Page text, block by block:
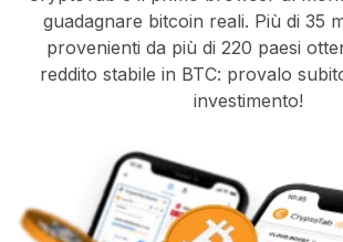
guadagnare bitcoin reali. Più di 35
provenienti da più di 220 paesi
reddito stabile in BTC: provalo
investimento!